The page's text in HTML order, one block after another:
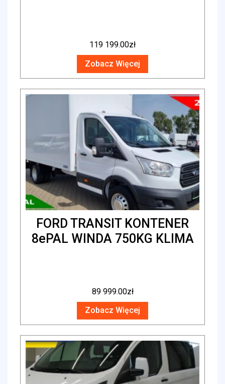
119 199.00zł
Zobacz Więcej
FORD TRANSIT KONTENER
8ePAL WINDA 750KG KLIMA
89 999.00zł
Zobacz Więcej